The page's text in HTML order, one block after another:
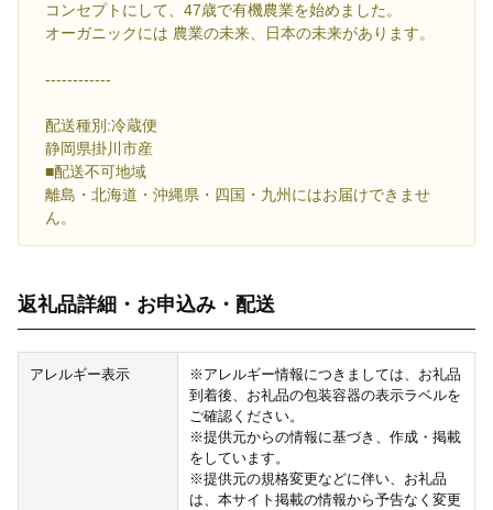
コンセプトにして、47歳で有機農業を始めました。
オーガニックには 農業の未来、日本の未来があります。
------------
配送種別:冷蔵便
静岡県掛川市産
■配送不可地域
離島・北海道・沖縄県・四国・九州にはお届けできませ
ん。
返礼品詳細・お申込み・配送
アレルギー表示
※アレルギー情報につきましては、お礼品
到着後、お礼品の包装容器の表示ラベルを
ご確認ください。
※提供元からの情報に基づき、作成・掲載
をしています。
※提供元の規格変更などに伴い、お礼品
は、本サイト掲載の情報から予告なく変更